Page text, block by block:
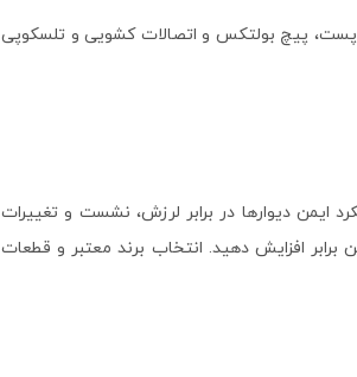
پست، پیچ بولتکس و اتصالات کشویی و تلسکوپی
ایمن دیوارها در برابر لرزش، نشست و تغییرات
برابر افزایش دهید. انتخاب برند معتبر و قطعات